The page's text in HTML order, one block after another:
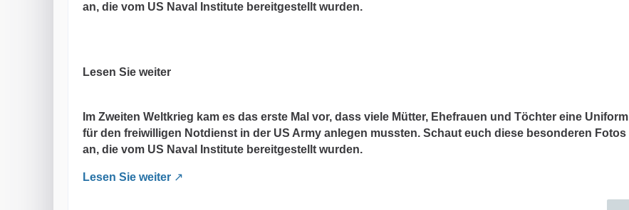
an, die vom US Naval Institute bereitgestellt wurden.
Lesen Sie weiter
Im Zweiten Weltkrieg kam es das erste Mal vor, dass viele Mütter, Ehefrauen und Töchter eine Uniform
für den freiwilligen Notdienst in der US Army anlegen mussten. Schaut euch diese besonderen Fotos
an, die vom US Naval Institute bereitgestellt wurden.
Lesen Sie weiter